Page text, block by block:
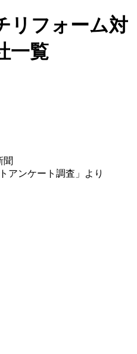
リフォーム対
一覧
聞
アンケート調査」より